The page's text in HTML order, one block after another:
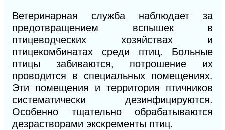
Ветеринарная служба наблюдает за
предотвращением вспышек в
птицеводческих хозяйствах и
птицекомбинатах среди птиц. Больные
птицы забиваются, потрошение их
проводится в специальных помещениях.
Эти помещения и территория птичников
систематически дезинфицируются.
Особенно тщательно обрабатываются
дезрастворами экскременты птиц.